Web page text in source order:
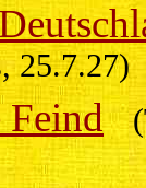
25.7.27)
Feind